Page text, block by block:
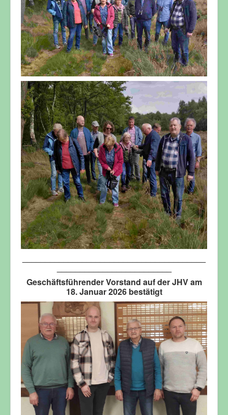
Geschäftsführender Vorstand auf der JHV am
18. Januar 2026 bestätigt